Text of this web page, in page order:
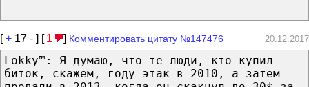
[+ 17 - ] [ 1 ] Комментировать цитату №147476 20.12.2017
Lokky™: Я думаю, что те люди, кто купил
биток, скажем, году этак в 2010, а затем